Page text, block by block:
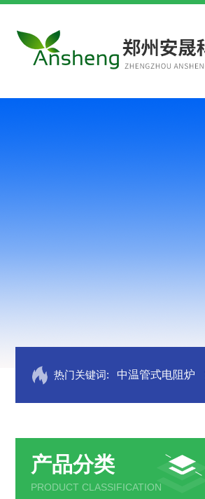
热门关键词: 中温管式电阻炉
产品分类
PRODUCT CLASSIFICATION